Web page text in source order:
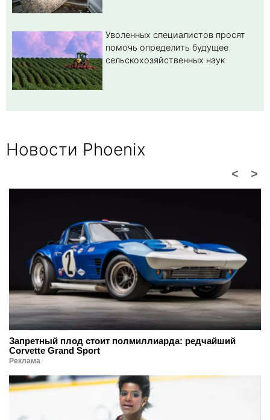
Уволенных специалистов просят
помочь определить будущее
сельскохозяйственных наук
Новости Phoenix
>
<
Запретный плод стоит полмиллиарда: редчайший
Corvette Grand Sport
Реклама